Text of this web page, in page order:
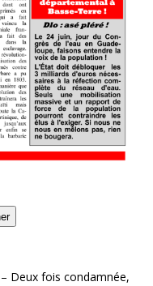
Deux fois condamnée,